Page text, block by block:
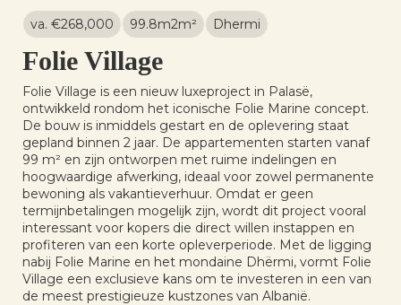
va. €268,000 99.8m2m² Dhermi
Folie Village
Folie Village is een nieuw luxeproject in Palasë,
ontwikkeld rondom het iconische Folie Marine concept.
De bouw is inmiddels gestart en de oplevering staat
gepland binnen 2 jaar. De appartementen starten vanaf
99 m² en zijn ontworpen met ruime indelingen en
hoogwaardige afwerking, ideaal voor zowel permanente
bewoning als vakantieverhuur. Omdat er geen
termijnbetalingen mogelijk zijn, wordt dit project vooral
interessant voor kopers die direct willen instappen en
profiteren van een korte opleverperiode. Met de ligging
nabij Folie Marine en het mondaine Dhërmi, vormt Folie
Village een exclusieve kans om te investeren in een van
de meest prestigieuze kustzones van Albanië.